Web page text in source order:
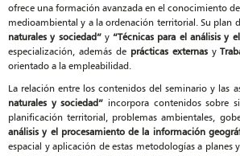
ofrece una formación avanzada en el conocimiento
medioambiental y a la ordenación territorial. Su
naturales y sociedad”y“Técnicas para el análisis y
especialización, además de prácticas externasy
orientado a la empleabilidad.
La relación entre los contenidos del seminario y las
naturales y sociedad” incorpora contenidos sobre
planificación territorial, problemas ambientales,
análisis y el procesamiento de la información
espacial y aplicación de estas metodologías a